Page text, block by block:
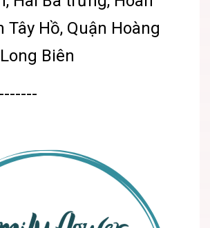
Tây Hồ, Quận Hoàng
Biên